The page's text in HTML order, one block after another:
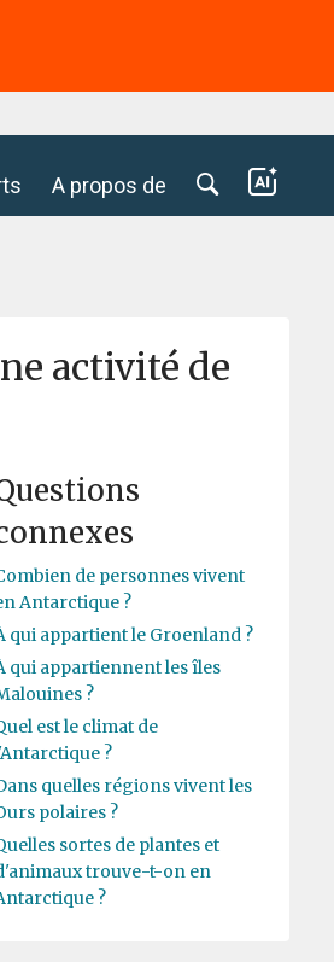
A propos de
activité de
de personnes vivent
Antarctique ?
qui appartient le Groenland ?
qui appartiennent les îles
?
est le climat de
?
quelles régions vivent les
polaires ?
sortes de plantes et
trouve-t-on en
?